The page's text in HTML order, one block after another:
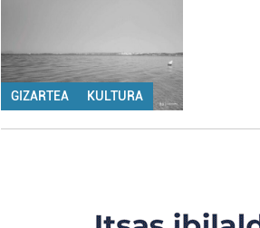
GIZARTEA KULTURA